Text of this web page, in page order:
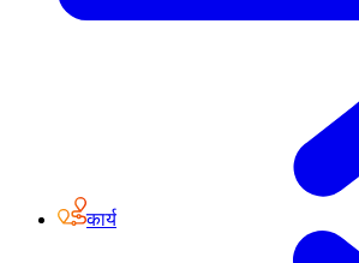
कार्य